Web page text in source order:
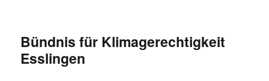
Bündnis für Klimagerechtigkeit
Esslingen